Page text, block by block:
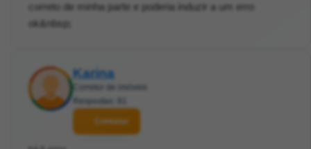
correto de minha parte e poderia induzir a um erro
ok&nbsp;
Karina
Contatar